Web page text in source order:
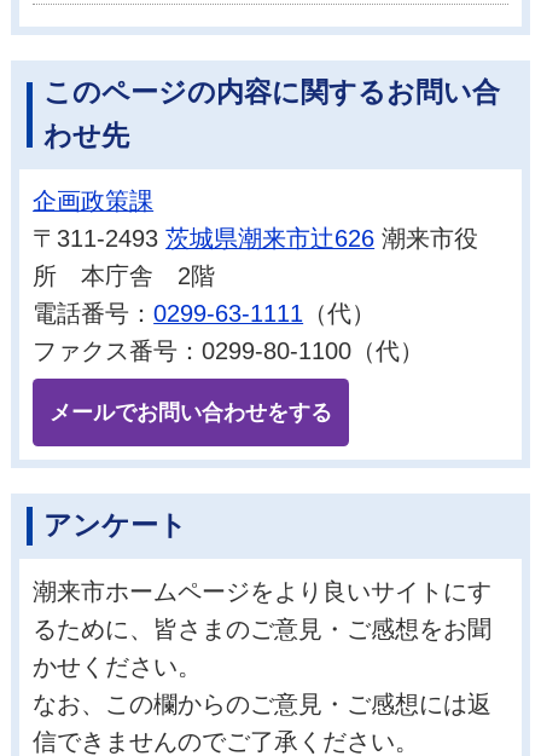
このページの内容に関するお問い合
わせ先
企画政策課
〒311-2493茨城県潮来市辻626 潮来市役
所 本庁舎 2階
電話番号：0299-63-1111 （代）
ファクス番号：0299-80-1100（代）
メールでお問い合わせをする
アンケート
潮来市ホームページをより良いサイトにす
るために、皆さまのご意見・ご感想をお聞
かせください。
なお、この欄からのご意見・ご感想には返
信できませんのでご了承ください。